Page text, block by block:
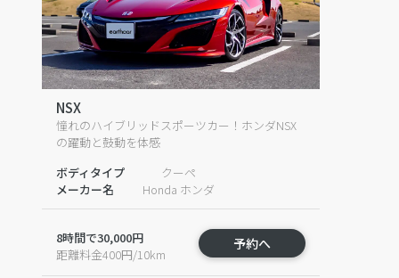
NSX
憧れのハイブリッドスポーツカー！ホンダNSX
の躍動と鼓動を体感
ボディタイプ
メーカー名
クーペ
Honda ホンダ
8時間で30,000円
距離料金400円/10km
予約へ